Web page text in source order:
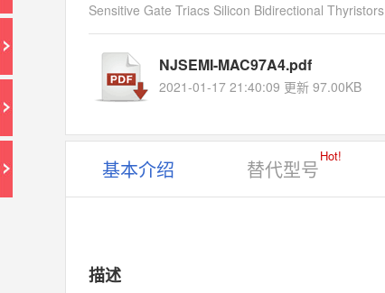
Sensitive Gate Triacs Silicon Bidirectional Thyristors
NJSEMI-MAC97A4.pdf
2021-01-17 21:40:09 更新 97.00KB
基本介绍 替代型号
Hot!
描述